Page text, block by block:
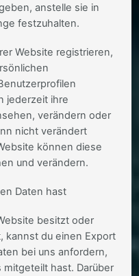
anstelle sie in
festzuhalten.
Website registrieren,
jederzeit ihre
verändern oder
nicht verändert
können diese
und verändern.
Daten hast
besitzt oder
kannst du einen Export
bei uns anfordern,
mitgeteilt hast. Darüber